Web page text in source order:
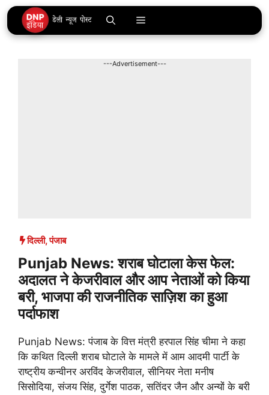
Skip
to
content
Menu
---Advertisement---
दिल्ली,पंजाब
Punjab News: शराब घोटाला केस फेल:
अदालत ने केजरीवाल और आप नेताओं को किया
बरी, भाजपा की राजनीतिक साज़िश का हुआ
पर्दाफाश
Punjab News: पंजाब के वित्त मंत्री हरपाल सिंह चीमा ने कहा
कि कथित दिल्ली शराब घोटाले के मामले में आम आदमी पार्टी के
राष्ट्रीय कन्वीनर अरविंद केजरीवाल, सीनियर नेता मनीष
सिसोदिया, संजय सिंह, दुर्गेश पाठक, सतिंदर जैन और अन्यों के बरी